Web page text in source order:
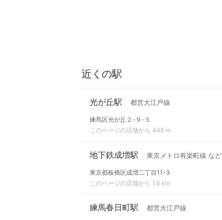
近くの駅
光が丘駅 都営大江戸線
練馬区光が丘２-９-５
このページの店舗から 446 m
地下鉄成増駅 東京メトロ有楽町線 など
東京都板橋区成増二丁目11-3
このページの店舗から 1.6 km
練馬春日町駅 都営大江戸線